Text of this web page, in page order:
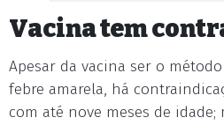
Vacina tem
Apesar da vacina ser o
febre amarela, há
com até nove meses de idade;